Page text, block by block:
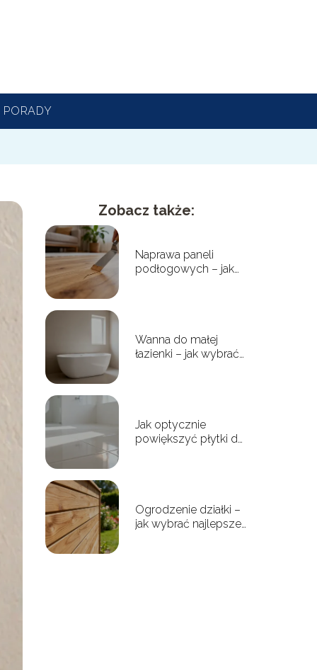
PORADY
Zobacz także:
Naprawa paneli
podłogowych – jak
Wanna do małej
łazienki – jak wybrać
Jak optycznie
powiększyć płytki do
Ogrodzenie działki –
jak wybrać najlepsze